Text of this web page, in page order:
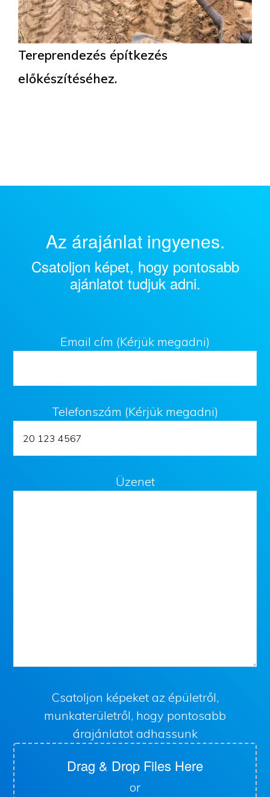
Tereprendezés építkezés
előkészítéséhez.
Az árajánlat ingyenes.
Csatoljon képet, hogy pontosabb
ajánlatot tudjuk adni.
Email cím (Kérjük megadni)
Telefonszám (Kérjük megadni)
Üzenet
Csatoljon képeket az épületről,
munkaterületről, hogy pontosabb
árajánlatot adhassunk
Drag & Drop Files Here
or